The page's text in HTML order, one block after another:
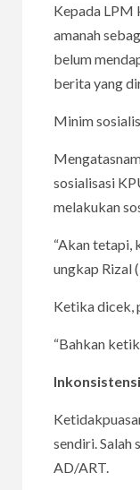
Kepada LPM
amanah
belum
berita yang
Minim
sosialisasi
melakukan
“Akan tetapi,
ungkap Rizal
Ketika dicek,
“Bahkan
sendiri. Salah
AD/ART.